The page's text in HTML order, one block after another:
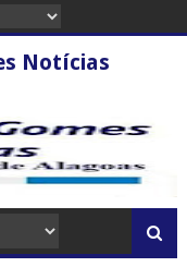
Notícias